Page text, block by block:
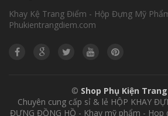
Khay Kệ Trang Điểm - Hộp Đựng Mỹ
Phukientrangdiem.com
© Shop Phụ Kiện
Chuyên cung cấp sỉ & lẻ HỘP KHAY
ĐỰNG ĐỒNG HỒ - Khay mỹ phẩm - Hop